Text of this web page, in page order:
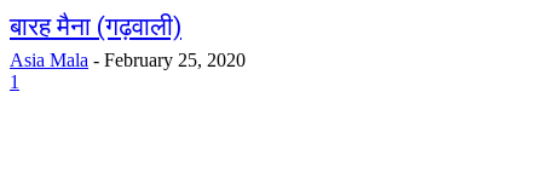
बारह मैना (गढ़वाली)
Asia Mala - February 25, 2020
1